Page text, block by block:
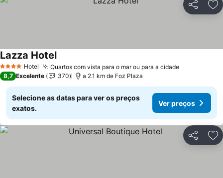
Partilhar
4 EstrelasHotel Quartos com vista para o mar ou para a cidadeVer preços
Lazza HotelVer preços
8,7 Excelente 370 a 2.1 km de Foz Plaza
Selecione as datas para ver os preços
exatos.
Ver preços
Partilhar